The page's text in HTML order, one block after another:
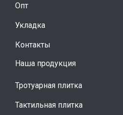
Опт
Укладка
Контакты
Наша продукция
Тротуарная плитка
Тактильная плитка